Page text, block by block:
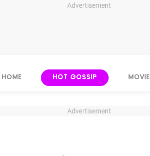
Advertisement
HOME HOT GOSSIP MOVIE
Advertisement